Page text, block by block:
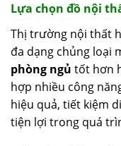
Lựa chọn đồ nội
Thị trường nội thất
đa dạng chủng loại
phòng ngủ tốt hơn
hợp nhiều công
hiệu quả, tiết kiệm
tiện lợi trong quá